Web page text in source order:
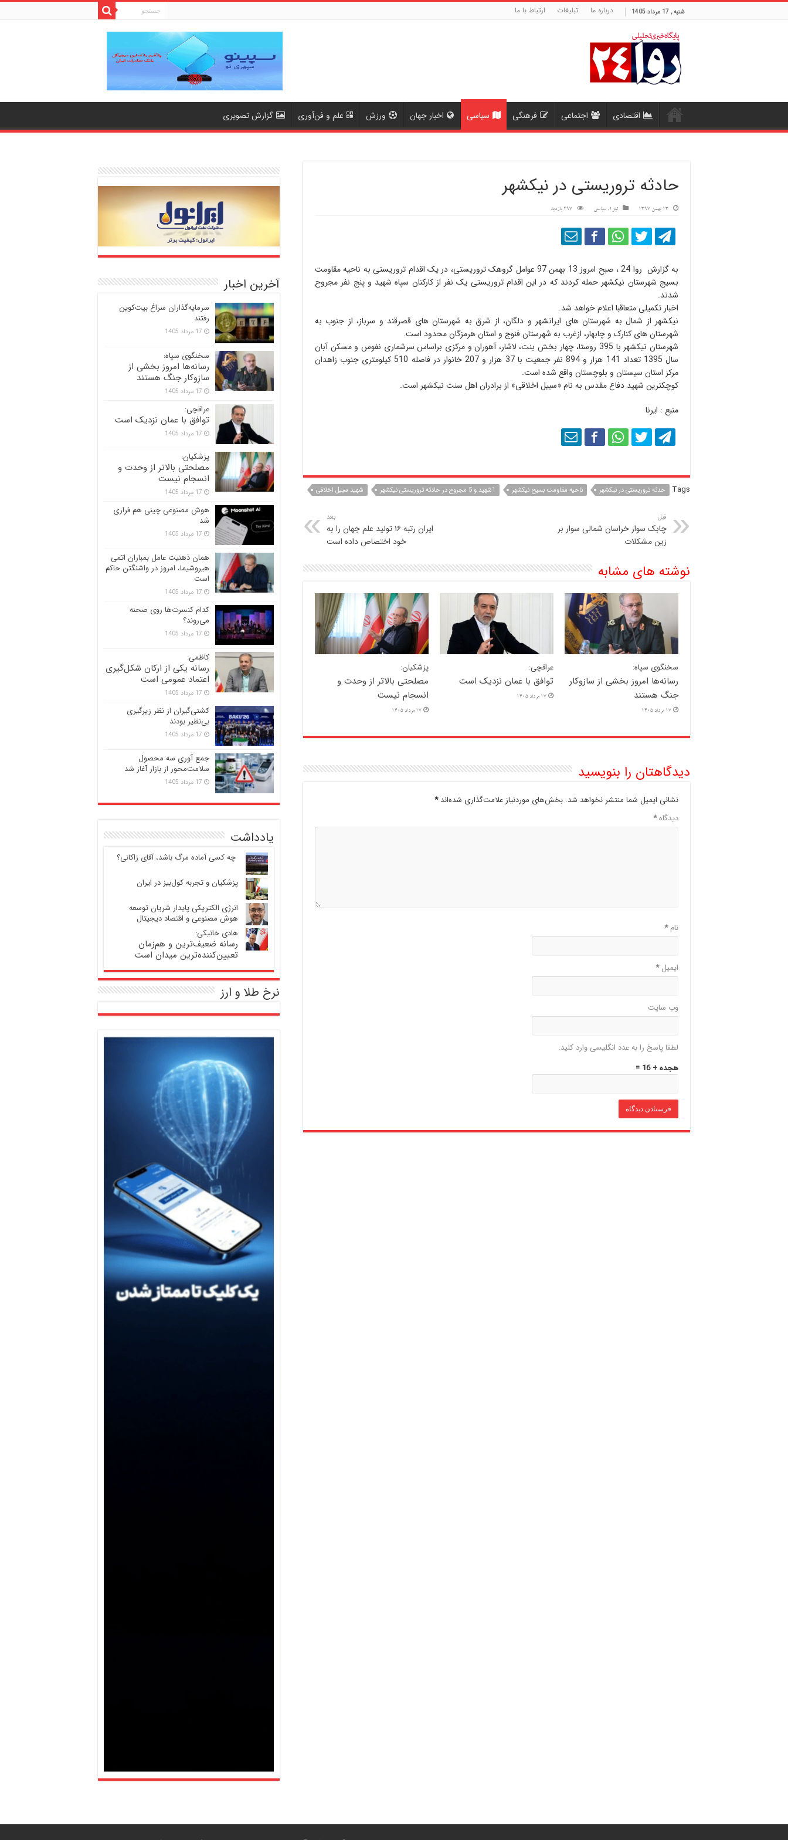
شنبه , 17 مرداد 1405 درباره ما تبلیغات ارتباط با ما
اقتصادی اجتماعی فرهنگی سیاسی اخبار جهان ورزش علم و فن‌آوری گزارش تصویری
حادثه تروریستی در نیکشهر
13 بهمن 1397 تیتر1 , سیاسی 297 بازدید
به گزارش روا 24 ، صبح امروز 13 بهمن 97 عوامل گروهک تروریستی، در یک ‏اقدام تروریستی به ناحیه مقاومت
بسیج شهرستان نیکشهر حمله کردند که در این اقدام تروریستی یک نفر از کارکنان سپاه شهید و ‏پنج نفر مجروح
شدند.
اخبار تکمیلی متعاقبا اعلام خواهد شد.
نیکشهر از شمال به شهرستان های ایرانشهر و دلگان، از شرق به شهرستان های قصرقند و سرباز، از جنوب به
شهرستان های کنارک و چابهار، ازغرب به شهرستان فنوج و استان هرمزگان محدود است.
شهرستان نیکشهر با 395 روستا، چهار بخش بنت، لاشار، آهوران و مرکزی براساس سرشماری نفوس و مسکن آبان
سال 1395 تعداد 141 هزار و 894 نفر جمعیت با 37 هزار و 207 خانوار در فاصله 510 کیلومتری جنوب زاهدان
مرکز استان سیستان و بلوچستان واقع شده است.
کوچکترین شهید دفاع مقدس به نام «سبیل اخلاقی» از برادران اهل سنت نیکشهر است.
منبع : ایرنا
Tags حدثه تروریستی در نیکشهر ناحیه مقاومت بسیج نیکشهر 1شهید و 5 مجروح در حادثه تروریستی نیکشهر شهید سبیل اخلاقی
قبل
چابک سوار خراسان شمالی سوار بر
زین مشکلات
بعد
ایران رتبه ۱۶ تولید علم جهان را به
خود اختصاص داده است
نوشته های مشابه
سخنگوی سپاه:
رسانه‌ها امروز بخشی از سازوکار
جنگ هستند
17 مرداد 1405
عراقچی:
توافق با عمان نزدیک است
17 مرداد 1405
پزشکیان:
مصلحتی بالاتر از وحدت و
انسجام نیست
17 مرداد 1405
دیدگاهتان را بنویسید
نشانی ایمیل شما منتشر نخواهد شد. بخش‌های موردنیاز علامت‌گذاری شده‌اند*
دیدگاه*
نام*
ایمیل*
وب‌ سایت
لطفا پاسخ را به عدد انگلیسی وارد کنید:
هجده + 16 =
آخرین اخبار
سرمایه‌گذاران سراغ بیت‌کوین
رفتند
17 مرداد 1405
سخنگوی سپاه:
رسانه‌ها امروز بخشی از
سازوکار جنگ هستند
17 مرداد 1405
عراقچی:
توافق با عمان نزدیک است
17 مرداد 1405
پزشکیان:
مصلحتی بالاتر از وحدت و
انسجام نیست
17 مرداد 1405
هوش مصنوعی چینی هم فراری
شد
17 مرداد 1405
همان ذهنیت عامل بمباران اتمی
هیروشیما، امروز در واشنگتن حاکم
است
17 مرداد 1405
کدام کنسرت‌ها روی صحنه
می‌روند؟
17 مرداد 1405
کاظمی:
رسانه یکی از ارکان شکل‌گیری
اعتماد عمومی است
17 مرداد 1405
کشتی‌گیران از نظر زیرگیری
بی‌نظیر بودند
17 مرداد 1405
جمع آوری سه محصول
سلامت‌محور از بازار آغاز شد
17 مرداد 1405
یادداشت
‍ چه کسی آماده مرگ باشد، آقای زاکانی؟
پزشکیان و تجربه کول‌بیز در ایران
انرژی الکتریکی پایدار شریان توسعه
هوش مصنوعی و اقتصاد دیجیتال
هادی خانیکی:
رسانه ضعیف‌ترین و هم‌زمان
تعیین‌کننده‌ترین میدان است
نرخ طلا و ارز